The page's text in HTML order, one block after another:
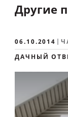
Другие
06.10.2014
ДАЧНЫЙ